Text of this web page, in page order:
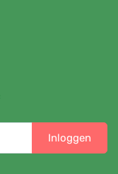
Inloggen